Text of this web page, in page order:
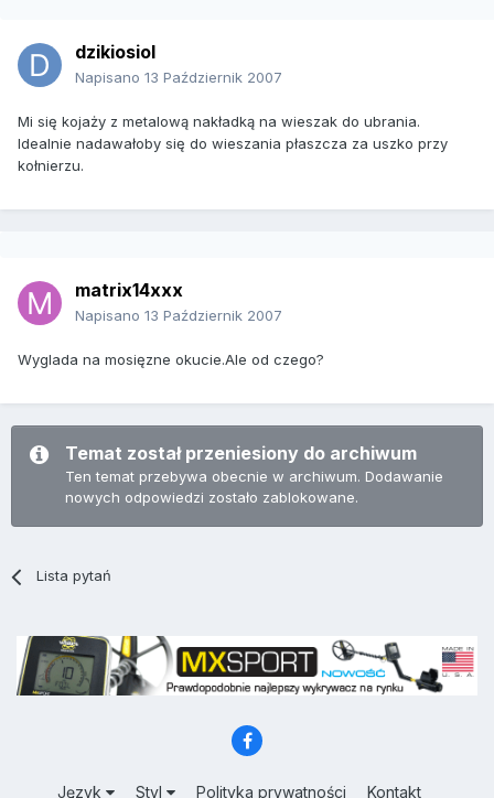
dzikiosiol
Napisano 13 Październik 2007
Mi się kojaży z metalową nakładką na wieszak do ubrania.
Idealnie nadawałoby się do wieszania płaszcza za uszko przy
kołnierzu.
matrix14xxx
Napisano 13 Październik 2007
Wyglada na mosięzne okucie.Ale od czego?
Temat został przeniesiony do archiwum
Ten temat przebywa obecnie w archiwum. Dodawanie
nowych odpowiedzi zostało zablokowane.
Lista pytań
Język Styl Polityka prywatności Kontakt